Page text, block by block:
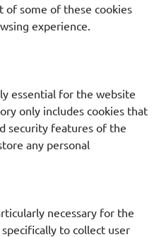
of some of these cookies
experience.
essential for the website
only includes cookies that
security features of the
any personal
necessary for the
to collect user